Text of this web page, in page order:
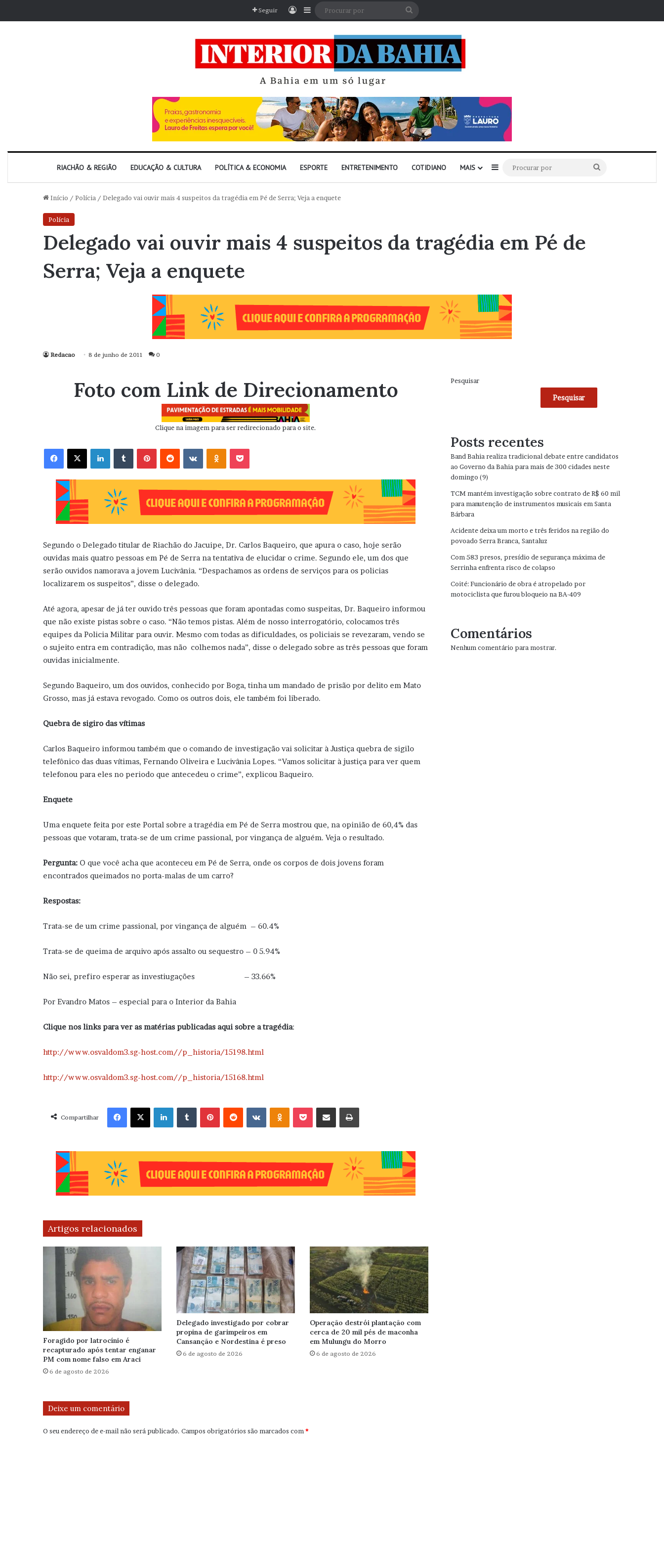
Seguir EntrarBarra Lateral
RIACHÃO & REGIÃO EDUCAÇÃO & CULTURA POLÍTICA & ECONOMIA ESPORTE ENTRETENIMENTO COTIDIANO MAIS Barra Lateral
por
Início / Polícia / Delegado vai ouvir mais 4 suspeitos da tragédia em Pé de Serra; Veja a enquete
Polícia
Delegado vai ouvir mais 4 suspeitos da tragédia em Pé de
Serra; Veja a enquete
Redacao 8 de junho de 2011 0
Foto com Link de Direcionamento
Clique na imagem para ser redirecionado para o site.
Facebook X Linkedin VK OK
Segundo o Delegado titular de Riachão do Jacuipe, Dr. Carlos Baqueiro, que apura o caso, hoje serão
ouvidas mais quatro pessoas em Pé de Serra na tentativa de elucidar o crime. Segundo ele, um dos que
serão ouvidos namorava a jovem Lucivânia. “Despachamos as ordens de serviços para os policias
localizarem os suspeitos”, disse o delegado.
Até agora, apesar de já ter ouvido três pessoas que foram apontadas como suspeitas, Dr. Baqueiro informou
que não existe pistas sobre o caso. “Não temos pistas. Além de nosso interrogatório, colocamos três
equipes da Policia Militar para ouvir. Mesmo com todas as dificuldades, os policiais se revezaram, vendo se
o sujeito entra em contradição, mas não colhemos nada”, disse o delegado sobre as três pessoas que foram
ouvidas inicialmente.
Segundo Baqueiro, um dos ouvidos, conhecido por Boga, tinha um mandado de prisão por delito em Mato
Grosso, mas já estava revogado. Como os outros dois, ele também foi liberado.
Quebra de sigiro das vítimas
Carlos Baqueiro informou também que o comando de investigação vai solicitar à Justiça quebra de sigilo
telefônico das duas vítimas, Fernando Oliveira e Lucivânia Lopes. “Vamos solicitar à justiça para ver quem
telefonou para eles no periodo que antecedeu o crime”, explicou Baqueiro.
Enquete
Uma enquete feita por este Portal sobre a tragédia em Pé de Serra mostrou que, na opinião de 60,4% das
pessoas que votaram, trata-se de um crime passional, por vingança de alguém. Veja o resultado.
Pergunta: O que você acha que aconteceu em Pé de Serra, onde os corpos de dois jovens foram
encontrados queimados no porta-malas de um carro?
Respostas:
Trata-se de um crime passional, por vingança de alguém – 60.4%
Trata-se de queima de arquivo após assalto ou sequestro – 0 5.94%
Não sei, prefiro esperar as investiugações – 33.66%
Por Evandro Matos – especial para o Interior da Bahia
Clique nos links para ver as matérias publicadas aqui sobre a tragédia:
http://www.osvaldom3.sg-host.com//p_historia/15198.html
http://www.osvaldom3.sg-host.com//p_historia/15168.html
Compartilhar
Facebook X Linkedin VK OK
Artigos relacionados
Foragido por latrocínio é
recapturado após tentar enganar
PM com nome falso em Araci
6 de agosto de 2026
Delegado investigado por cobrar
propina de garimpeiros em
Cansanção e Nordestina é preso
6 de agosto de 2026
Operação destrói plantação com
cerca de 20 mil pés de maconha
em Mulungu do Morro
6 de agosto de 2026
Deixe um comentário
O seu endereço de e-mail não será publicado. Campos obrigatórios são marcados com *
Pesquisar
Pesquisar
Posts recentes
Band Bahia realiza tradicional debate entre candidatos
ao Governo da Bahia para mais de 300 cidades neste
domingo (9)
TCM mantém investigação sobre contrato de R$ 60 mil
para manutenção de instrumentos musicais em Santa
Bárbara
Acidente deixa um morto e três feridos na região do
povoado Serra Branca, Santaluz
Com 583 presos, presídio de segurança máxima de
Serrinha enfrenta risco de colapso
Coité: Funcionário de obra é atropelado por
motociclista que furou bloqueio na BA-409
Comentários
Nenhum comentário para mostrar.